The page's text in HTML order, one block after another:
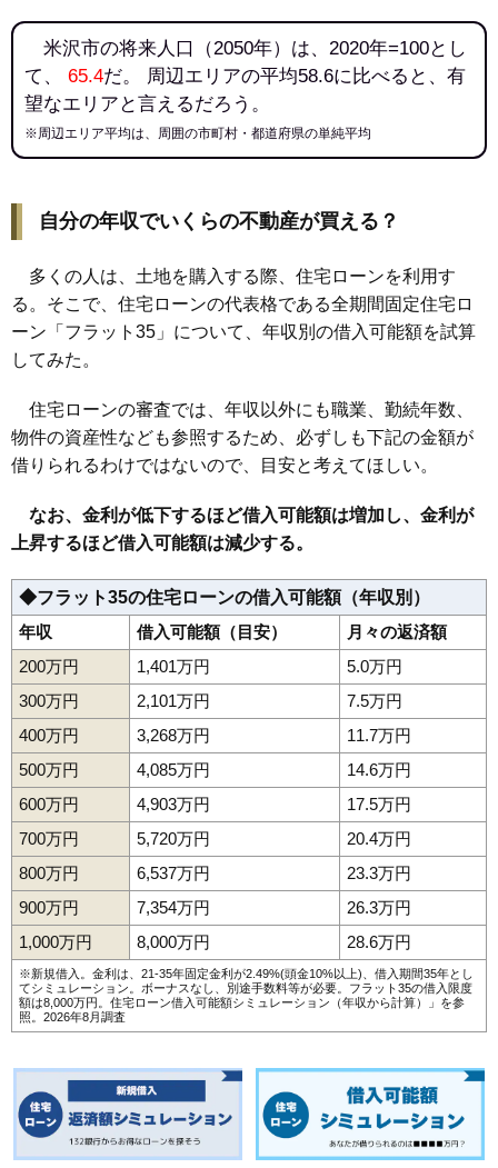
米沢市の将来人口（2050年）は、2020年=100とし
て、 65.4だ。 周辺エリアの平均58.6に比べると、有
望なエリアと言えるだろう。
※周辺エリア平均は、周囲の市町村・都道府県の単純平均
自分の年収でいくらの不動産が買える？
多くの人は、土地を購入する際、住宅ローンを利用す
る。そこで、住宅ローンの代表格である全期間固定住宅ロ
ーン「フラット35」について、年収別の借入可能額を試算
してみた。
住宅ローンの審査では、年収以外にも職業、勤続年数、
物件の資産性なども参照するため、必ずしも下記の金額が
借りられるわけではないので、目安と考えてほしい。
なお、金利が低下するほど借入可能額は増加し、金利が
上昇するほど借入可能額は減少する。
◆フラット35の住宅ローンの借入可能額（年収別）
年収
借入可能額（目安）
月々の返済額
200万円
1,401万円
5.0万円
300万円
2,101万円
7.5万円
400万円
3,268万円
11.7万円
500万円
4,085万円
14.6万円
600万円
4,903万円
17.5万円
700万円
5,720万円
20.4万円
800万円
6,537万円
23.3万円
900万円
7,354万円
26.3万円
1,000万円
8,000万円 28.6万円
※新規借入。金利は、21-35年固定金利が2.49%(頭金10%以上)、借入期間35年とし
てシミュレーション。ボーナスなし、別途手数料等が必要。フラット35の借入限度
額は8,000万円。 住宅ローン借入可能額シミュレーション（年収から計算）
」を参
照。2026年8月調査